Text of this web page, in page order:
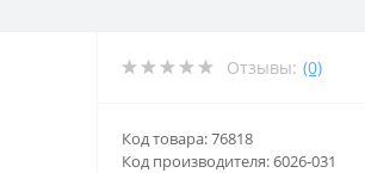
Отзывы: (0)
Код товара: 76818
Код производителя: 6026-031